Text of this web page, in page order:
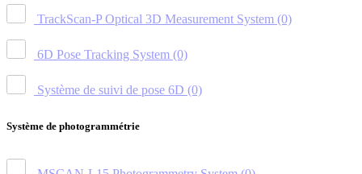
TrackScan-P Optical 3D Measurement System (0)
6D Pose Tracking System (0)
Système de suivi de pose 6D (0)
Système de photogrammétrie